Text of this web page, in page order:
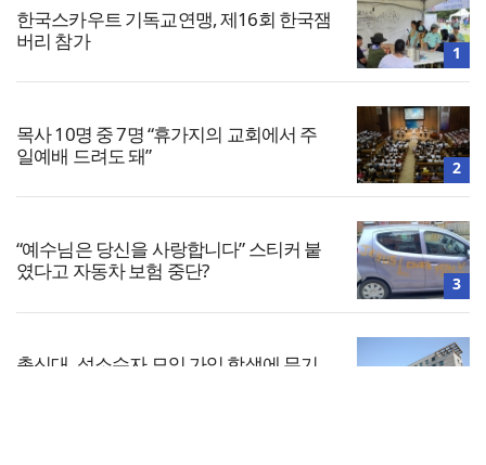
한국스카우트 기독교연맹, 제16회 한국잼
버리 참가
1
목사 10명 중 7명 “휴가지의 교회에서 주
일예배 드려도 돼”
2
“예수님은 당신을 사랑합니다” 스티커 붙
였다고 자동차 보험 중단?
3
총신대, 성소수자 모임 가입 학생에 무기